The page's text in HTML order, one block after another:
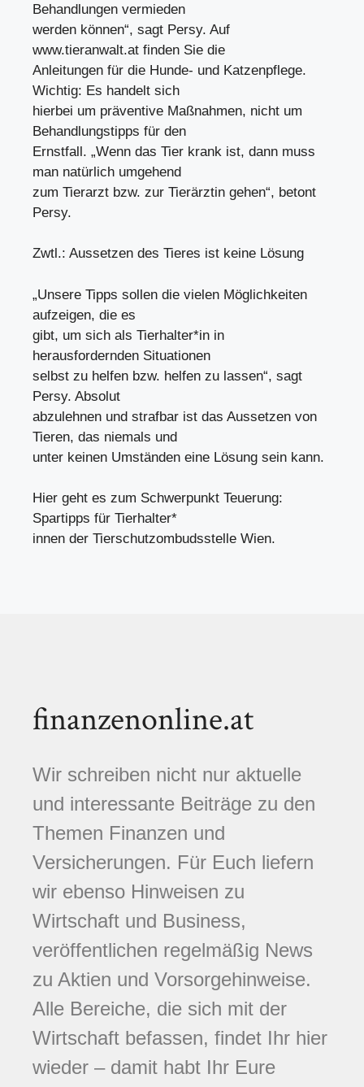
Behandlungen vermieden
werden können“, sagt Persy. Auf
www.tieranwalt.at finden Sie die
Anleitungen für die Hunde- und Katzenpflege.
Wichtig: Es handelt sich
hierbei um präventive Maßnahmen, nicht um
Behandlungstipps für den
Ernstfall. „Wenn das Tier krank ist, dann muss
man natürlich umgehend
zum Tierarzt bzw. zur Tierärztin gehen“, betont
Persy.
Zwtl.: Aussetzen des Tieres ist keine Lösung
„Unsere Tipps sollen die vielen Möglichkeiten
aufzeigen, die es
gibt, um sich als Tierhalter*in in
herausfordernden Situationen
selbst zu helfen bzw. helfen zu lassen“, sagt
Persy. Absolut
abzulehnen und strafbar ist das Aussetzen von
Tieren, das niemals und
unter keinen Umständen eine Lösung sein kann.
Hier geht es zum Schwerpunkt Teuerung:
Spartipps für Tierhalter*
innen der Tierschutzombudsstelle Wien.
finanzenonline.at
Wir schreiben nicht nur aktuelle
und interessante Beiträge zu den
Themen Finanzen und
Versicherungen. Für Euch liefern
wir ebenso Hinweisen zu
Wirtschaft und Business,
veröffentlichen regelmäßig News
zu Aktien und Vorsorgehinweise.
Alle Bereiche, die sich mit der
Wirtschaft befassen, findet Ihr hier
wieder – damit habt Ihr Eure